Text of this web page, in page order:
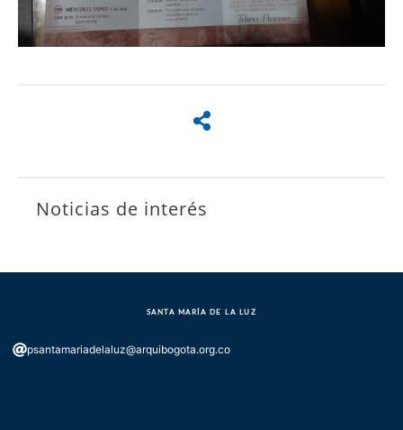
Noticias de interés
SANTA MARÍA DE LA LUZ
psantamariadelaluz@arquibogota.org.co